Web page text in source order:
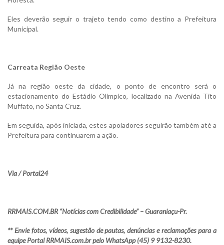
Eles deverão seguir o trajeto tendo como destino a Prefeitura
Municipal.
Carreata Região Oeste
Já na região oeste da cidade, o ponto de encontro será o
estacionamento do Estádio Olímpico, localizado na Avenida Tito
Muffato, no Santa Cruz.
Em seguida, após iniciada, estes apoiadores seguirão também até a
Prefeitura para continuarem a ação.
Via / Portal24
RRMAIS.COM.BR “Notícias com Credibilidade” – Guaraniaçu-Pr.
** Envie fotos, vídeos, sugestão de pautas, denúncias e reclamações para a
equipe Portal RRMAIS.com.br pelo WhatsApp (45) 9 9132-8230.